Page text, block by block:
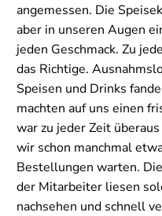
angemessen. Die
aber in unseren Augen
jeden Geschmack. Zu
das Richtige.
Speisen und Drinks
machten auf uns einen
war zu jeder Zeit
wir schon manchmal
Bestellungen warten.
der Mitarbeiter liesen
nachsehen und schnell